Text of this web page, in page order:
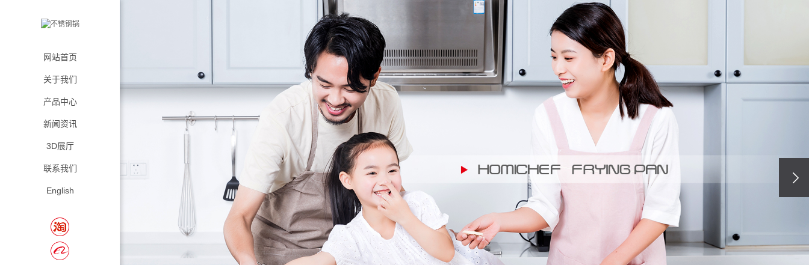
网站首页
关于我们
产品中心
新闻资讯
3D展厅
联系我们
English